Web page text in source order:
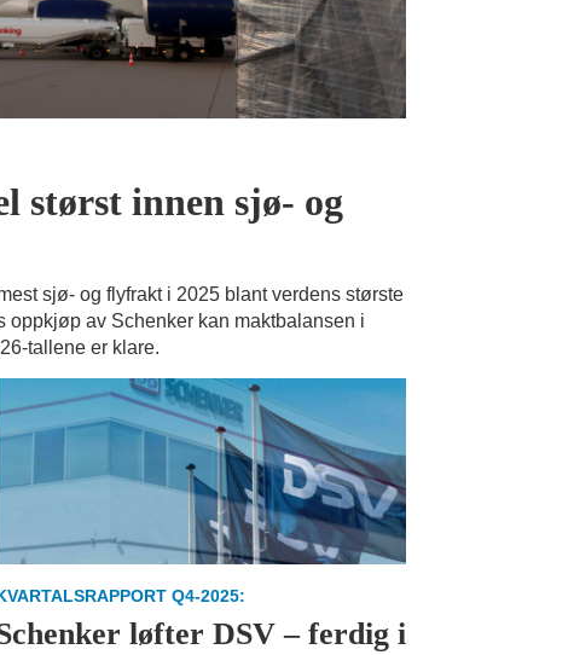
størst innen sjø- og
sjø- og flyfrakt i 2025 blant verdens største
oppkjøp av Schenker kan maktbalansen i
tallene er klare.
Q4-2025:
løfter DSV – ferdig i